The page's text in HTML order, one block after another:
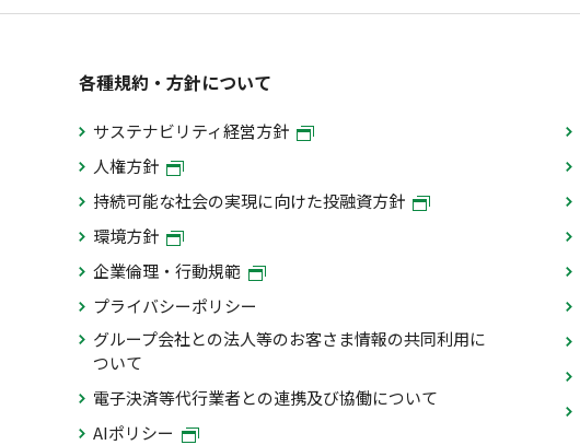
各種規約・方針について
サステナビリティ経営方針
人権方針
持続可能な社会の実現に向けた投融資方針
環境方針
企業倫理・行動規範
プライバシーポリシー
グループ会社との法人等のお客さま情報の共同利用に
ついて
電子決済等代行業者との連携及び協働について
AIポリシー